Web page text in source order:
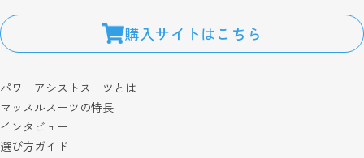
購入サイトはこちら
パワーアシストスーツとは
マッスルスーツの特長
インタビュー
選び方ガイド